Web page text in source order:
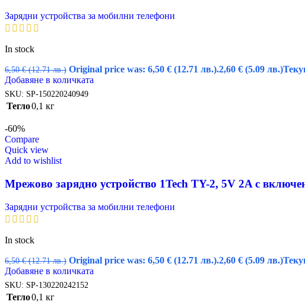
Зарядни устройства за мобилни телефони
In stock
6,50€ (12.71 лв.) Original price was: 6,50 € (12.71 лв.).2,60 € (5.09 лв.)
Добавяне в количката
SKU: SP-150220240949
Тегло0,1 кг
-60%
Compare
Quick view
Add to wishlist
Мрежово зарядно устройство 1Tech TY-2, 5V 2A с
Зарядни устройства за мобилни телефони
In stock
6,50€ (12.71 лв.) Original price was: 6,50 € (12.71 лв.).2,60 € (5.09 лв.)
Добавяне в количката
SKU: SP-130220242152
Тегло0,1 кг